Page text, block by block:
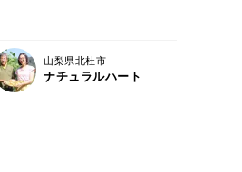
山梨県北杜市
ナチュラルハート